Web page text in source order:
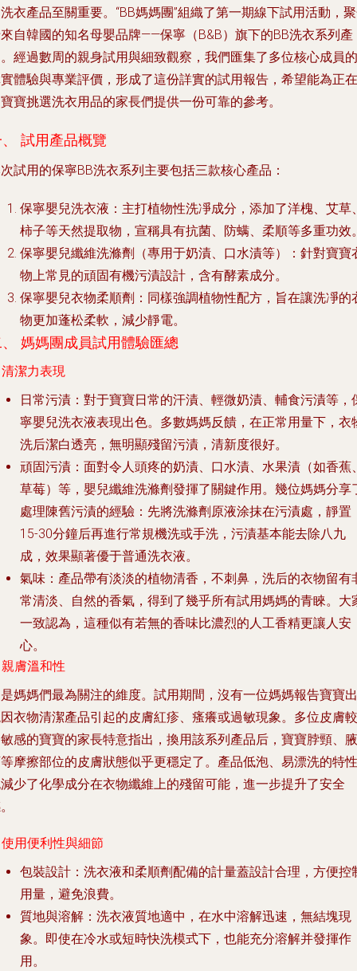
衣產品至關重要。“BB媽媽團”組織了第一期線下試用活動，
自韓國的知名母嬰品牌——保寧（B&B）旗下的BB洗衣系列產
經過數周的親身試用與細致觀察，我們匯集了多位核心成員的
體驗與專業評價，形成了這份詳實的試用報告，希望能為正在
寶挑選洗衣用品的家長們提供一份可靠的參考。
試用產品概覽
試用的保寧BB洗衣系列主要包括三款核心產品：
保寧嬰兒洗衣液 ：主打植物性洗凈成分，添加了洋槐、艾草
柿子等天然提取物，宣稱具有抗菌、防螨、柔順等多重功效
保寧嬰兒纖維洗滌劑（專用于奶漬、口水漬等）
：針對寶寶
物上常見的頑固有機污漬設計，含有酵素成分。
保寧嬰兒衣物柔順劑 ：同樣強調植物性配方，旨在讓洗凈的
物更加蓬松柔軟，減少靜電。
媽媽團成員試用體驗匯總
潔力表現
日常污漬 ：對于寶寶日常的汗漬、輕微奶漬、輔食污漬等，
寧嬰兒洗衣液表現出色。多數媽媽反饋，在正常用量下，衣
洗后潔白透亮，無明顯殘留污漬，清新度很好。
頑固污漬 ：面對令人頭疼的奶漬、口水漬、水果漬（如香蕉
草莓）等， 嬰兒纖維洗滌劑發揮了關鍵作用。幾位媽媽分享
處理陳舊污漬的經驗：先將洗滌劑原液涂抹在污漬處，靜置
15-30分鐘后再進行常規機洗或手洗，污漬基本能去除八九
成，效果顯著優于普通洗衣液。
氣味 ：產品帶有淡淡的植物清香，不刺鼻，洗后的衣物留有
常清淡、自然的香氣，得到了幾乎所有試用媽媽的青睞。大
一致認為，這種似有若無的香味比濃烈的人工香精更讓人安
心。
膚溫和性
媽媽們最為關注的維度。試用期間，沒有一位媽媽報告寶寶出
衣物清潔產品引起的皮膚紅疹、瘙癢或過敏現象。多位皮膚較
感的寶寶的家長特意指出，換用該系列產品后，寶寶脖頸、腋
摩擦部位的皮膚狀態似乎更穩定了。產品低泡、易漂洗的特性
少了化學成分在衣物纖維上的殘留可能，進一步提升了安全
用便利性與細節
包裝設計 ：洗衣液和柔順劑配備的計量蓋設計合理，方便控
用量，避免浪費。
質地與溶解 ：洗衣液質地適中，在水中溶解迅速，無結塊現
象。即使在冷水或短時快洗模式下，也能充分溶解并發揮作
用。